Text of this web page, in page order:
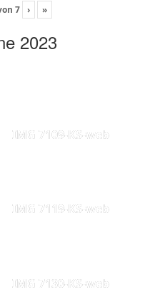
7 › »
2023
IMG 7109-KS-web
IMG 7119-KS-web
IMG 7130-KS-web